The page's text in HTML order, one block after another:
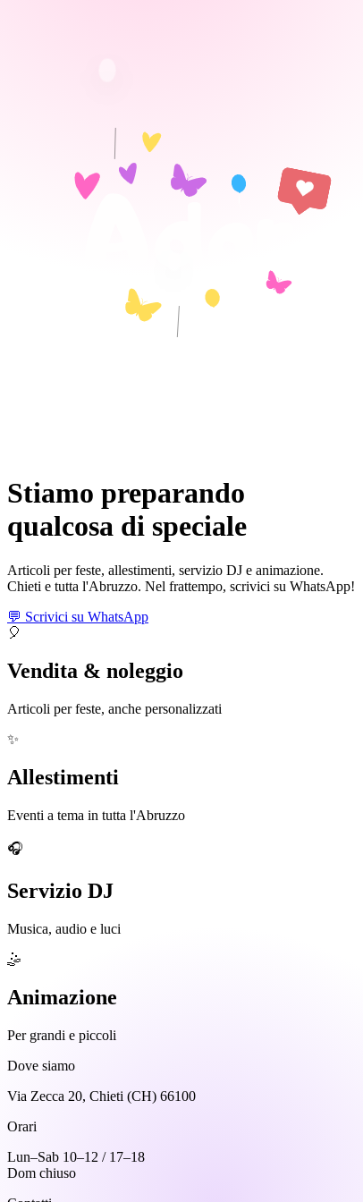
Stiamo preparando
qualcosa di speciale
Articoli per feste, allestimenti, servizio DJ e animazione.
Chieti e tutta l'Abruzzo. Nel frattempo, scrivici su WhatsApp!
💬 Scrivici su WhatsApp
🎈
Vendita & noleggio
Articoli per feste, anche personalizzati
✨
Allestimenti
Eventi a tema in tutta l'Abruzzo
🎧
Servizio DJ
Musica, audio e luci
🤹
Animazione
Per grandi e piccoli
Dove siamo
Via Zecca 20, Chieti (CH) 66100
Orari
Lun–Sab 10–12 / 17–18
Dom chiuso